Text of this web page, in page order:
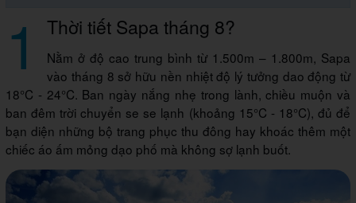
1 Thời tiết Sapa tháng 8?
Nằm ở độ cao trung bình từ 1.500m – 1.800m, Sapa
vào tháng 8 sở hữu nền nhiệt độ lý tưởng dao động từ
18°C - 24°C. Ban ngày nắng nhẹ trong lành, chiều muộn và
ban đêm trời chuyển se se lạnh (khoảng 15°C - 18°C), đủ để
bạn diện những bộ trang phục thu đông hay khoác thêm một
chiếc áo ấm mỏng dạo phố mà không sợ lạnh buốt.